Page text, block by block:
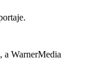
WarnerMedia